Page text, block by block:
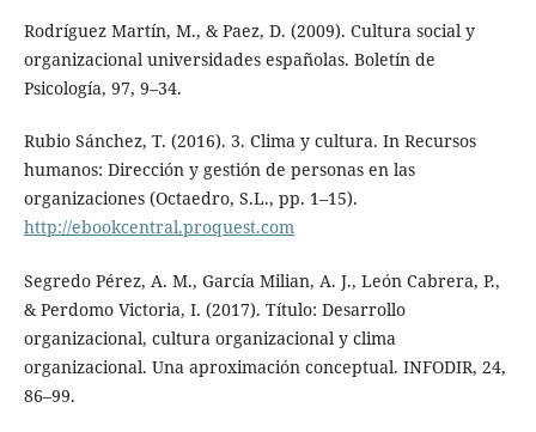
Rodríguez Martín, M., & Paez, D. (2009). Cultura social y
organizacional universidades españolas. Boletín de
Psicología, 97, 9–34.
Rubio Sánchez, T. (2016). 3. Clima y cultura. In Recursos
humanos: Dirección y gestión de personas en las
organizaciones (Octaedro, S.L., pp. 1–15).
http://ebookcentral.proquest.com
Segredo Pérez, A. M., García Milian, A. J., León Cabrera, P.,
& Perdomo Victoria, I. (2017). Título: Desarrollo
organizacional, cultura organizacional y clima
organizacional. Una aproximación conceptual. INFODIR, 24,
86–99.